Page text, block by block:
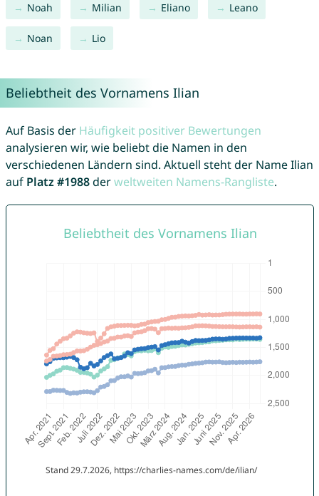
Noah Milian Eliano Leano
Noan Lio
Beliebtheit des Vornamens Ilian
Auf Basis der Häufigkeit positiver Bewertungen
analysieren wir, wie beliebt die Namen in den
verschiedenen Ländern sind. Aktuell steht der Name Ilian
auf Platz #1988derweltweiten Namens-Rangliste.